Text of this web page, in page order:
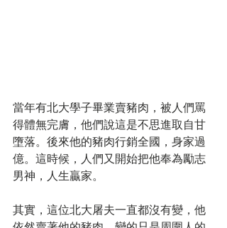
當年有北大學子畢業賣豬肉，被人們罵
得體無完膚，他們說這是不思進取自甘
墮落。後來他的豬肉行銷全國，身家過
億。這時候，人們又開始把他奉為勵志
男神，人生贏家。
其實，這位北大屠夫一直都沒有變，他